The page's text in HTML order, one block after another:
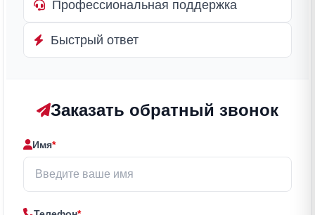
Профессиональная поддержка
Быстрый ответ
Заказать обратный звонок
Имя*